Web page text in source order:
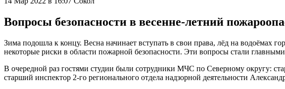
Вопросы безопасности в весенне-летний
Зима подошла к концу. Весна начинает вступать в свои права, лёд на водоёмах
некоторые риски в области пожарной безопасности. Эти вопросы стали
В очередной раз гостями студии были сотрудники МЧС по Северному округу:
старший инспектор 2-го регионального отдела надзорной деятельности